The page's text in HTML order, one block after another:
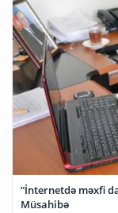
“İnternetdə məxfi
Müsahibə